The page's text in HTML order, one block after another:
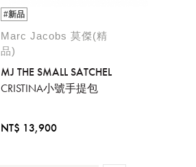
#新品
Marc Jacobs 莫傑(精
品)
MJ THE SMALL SATCHEL
CRISTINA小號手提包
NT$ 13,900